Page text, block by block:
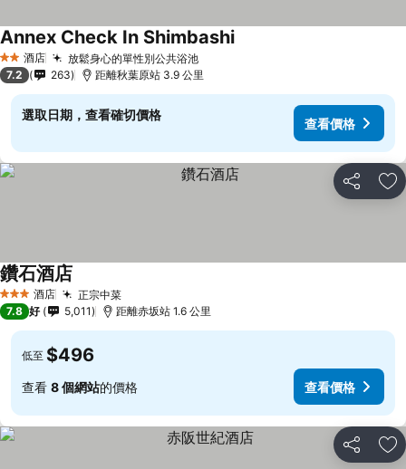
2 星級酒店 放鬆身心的單性別公共浴池查看價格
Annex Check In Shimbashi查看價格
7.2 263 距離秋葉原站 3.9 公里
選取日期，查看確切價格
查看價格
分享 放
3 星級 酒店 正宗中菜查看價格
鑽石酒店
7.8 好 5,011 距離赤坂站 1.6 公里
低至 $496
查看 8 個網站的價格 查看價格
分享 放